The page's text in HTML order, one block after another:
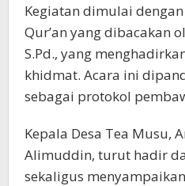
Kegiatan dimulai
Qur’an yang dibacakan
S.Pd., yang
khidmat. Acara ini
sebagai protokol
Kepala Desa Tea Musu,
Alimuddin, turut hadir
sekaligus